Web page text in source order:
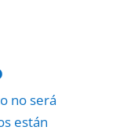
no será
están